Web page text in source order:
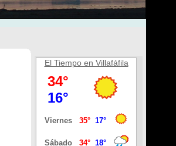
El Tiempo en Villafáfila